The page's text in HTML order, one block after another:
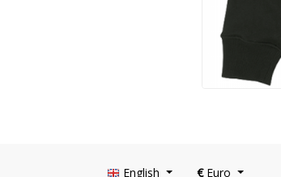
English €Euro